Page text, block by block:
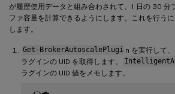
が履歴使用データと組み合わされて、1 日の 30 分
ファ容量を計算できるようにします。これを行う
します。
Get-BrokerAutoscalePlugi n を実行して
ラグインの UID を取得します。
ラグインの UID 値をメモします。